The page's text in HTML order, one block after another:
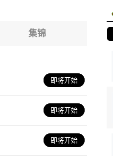
集锦
即将开始
即将开始
即将开始